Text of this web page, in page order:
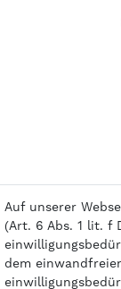
Auf unserer
(Art. 6 Abs. 1 lit. f
dem